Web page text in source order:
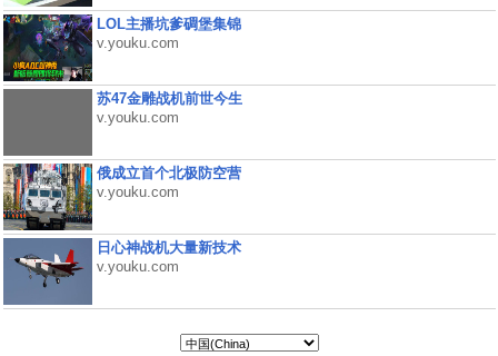
LOL主播坑爹碉堡集锦
v.youku.com
苏47金雕战机前世今生
v.youku.com
俄成立首个北极防空营
v.youku.com
日心神战机大量新技术
v.youku.com